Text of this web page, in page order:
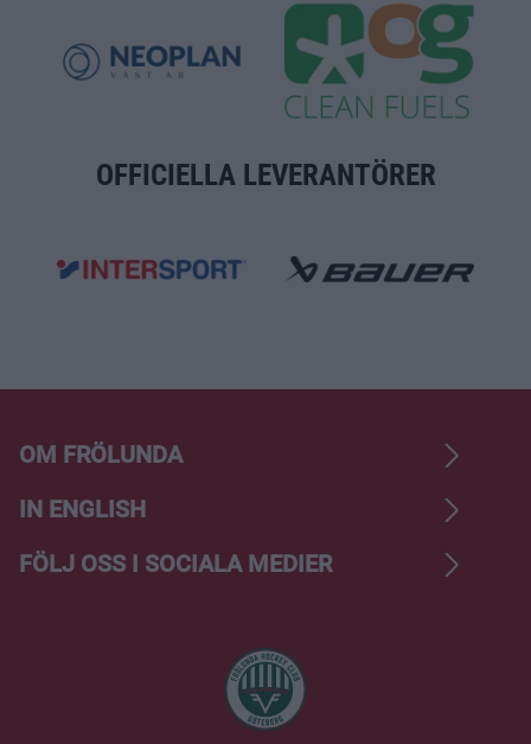
OFFICIELLA LEVERANTÖRER
OM FRÖLUNDA
IN ENGLISH
FÖLJ OSS I SOCIALA MEDIER